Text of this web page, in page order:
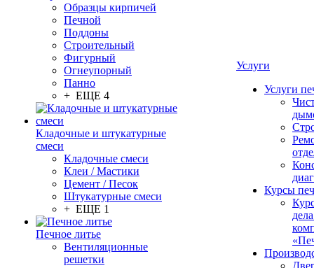
Образцы кирпичей
Печной
Поддоны
Строительный
Фигурный
Огнеупорный
Панно
+ ЕЩЕ 4
Кладочные и штукатурные
смеси
Кладочные смеси
Клеи / Мастики
Цемент / Песок
Штукатурные смеси
+ ЕЩЕ 1
Печное литье
Вентиляционные
решетки
Услуги
Услуги
Курсы